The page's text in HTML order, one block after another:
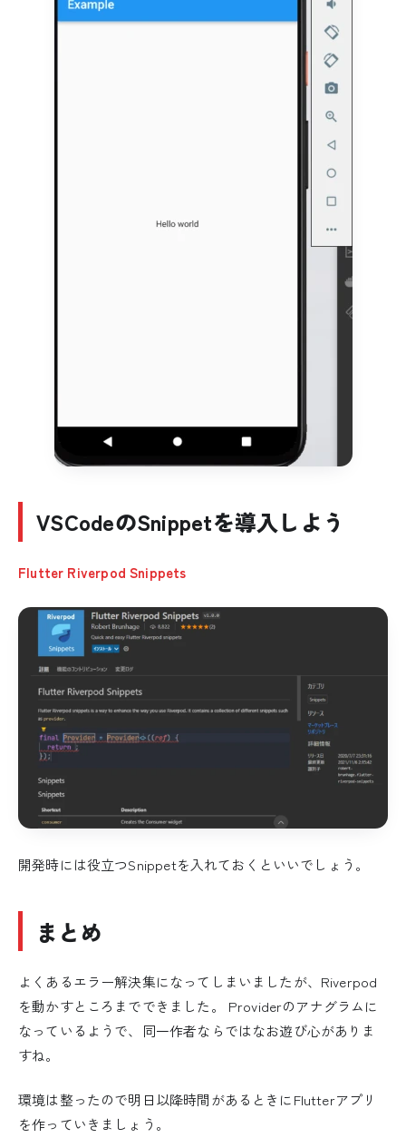
VSCodeのSnippetを導入しよう
Flutter Riverpod Snippets
開発時には役立つSnippetを入れておくといいでしょう。
まとめ
よくあるエラー解決集になってしまいましたが、Riverpod
を動かすところまでできました。 Providerのアナグラムに
なっているようで、同一作者ならではなお遊び心がありま
すね。
環境は整ったので明日以降時間があるときにFlutterアプリ
を作っていきましょう。